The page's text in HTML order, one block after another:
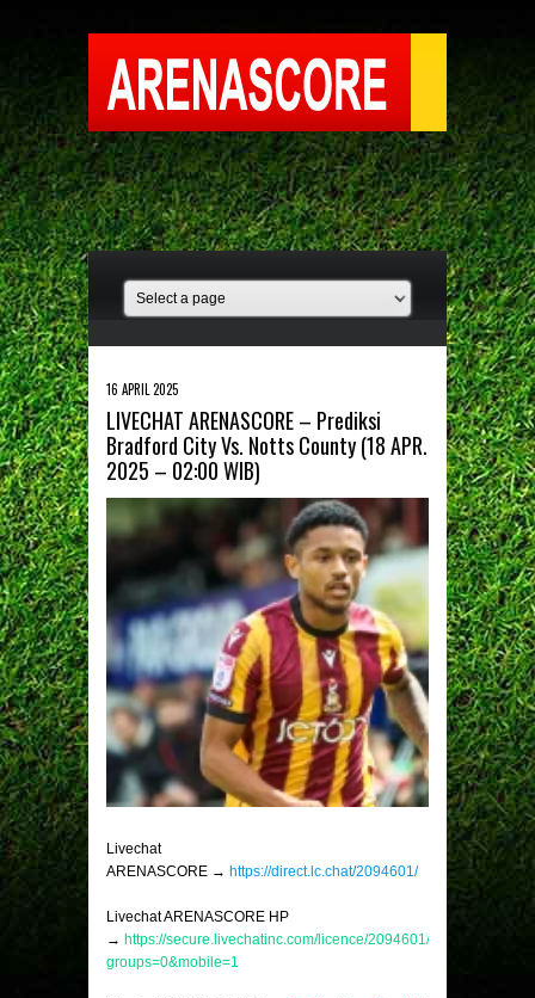
16 APRIL 2025
LIVECHAT ARENASCORE – Prediksi
Bradford City Vs. Notts County (18 APR.
2025 – 02:00 WIB)
Livechat
ARENASCORE → https://direct.lc.chat/2094601/
Livechat ARENASCORE HP
→ https://secure.livechatinc.com/licence/2094601/v2/
groups=0&mobile=1